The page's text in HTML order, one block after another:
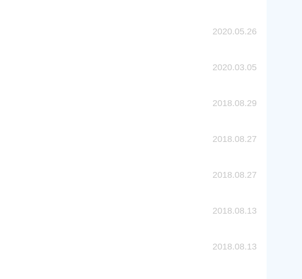
2020.05.26
2020.03.05
2018.08.29
2018.08.27
2018.08.27
2018.08.13
2018.08.13